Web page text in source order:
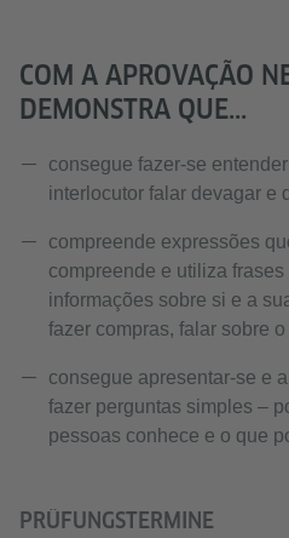
COM A APROVAÇÃO
DEMONSTRA QUE...
consegue fazer-se
interlocutor falar devagar e
compreende expressões
compreende e utiliza
informações sobre si e a
fazer compras, falar sobre
consegue apresentar-se e
fazer perguntas simples –
pessoas conhece e o que
PRÜFUNGSTERMINE